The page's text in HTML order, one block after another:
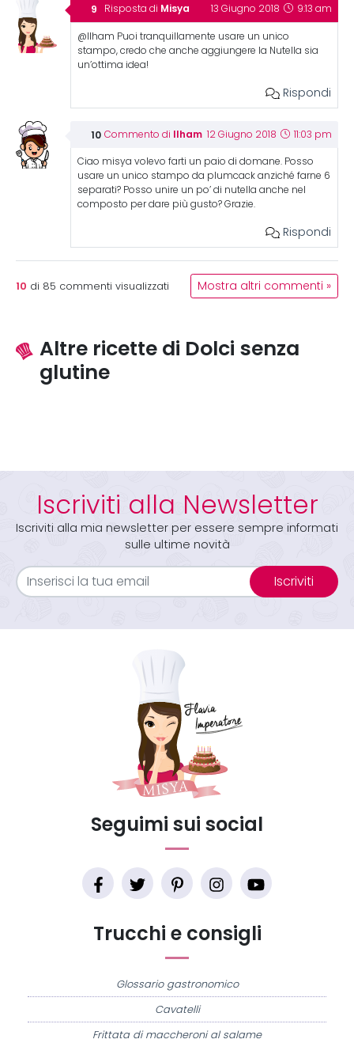
Risposta di Misya 13 Giugno 2018 9:13 am
@Ilham Puoi tranquillamente usare un unico
stampo, credo che anche aggiungere la Nutella sia
un’ottima idea!
Rispondi
Commento di Ilham 12 Giugno 2018 11:03 pm
Ciao misya volevo farti un paio di domane. Posso
usare un unico stampo da plumcack anziché farne 6
separati? Posso unire un po’ di nutella anche nel
composto per dare più gusto? Grazie.
Rispondi
10 di 85 commenti visualizzati Mostra altri commenti »
Altre ricette di Dolci senza
glutine
Iscriviti alla Newsletter
Iscriviti alla mia newsletter per essere sempre informati
sulle ultime novità
Iscriviti
Trucchi e consigli
Glossario gastronomico
Cavatelli
Frittata di maccheroni al salame
Seguimi sui social